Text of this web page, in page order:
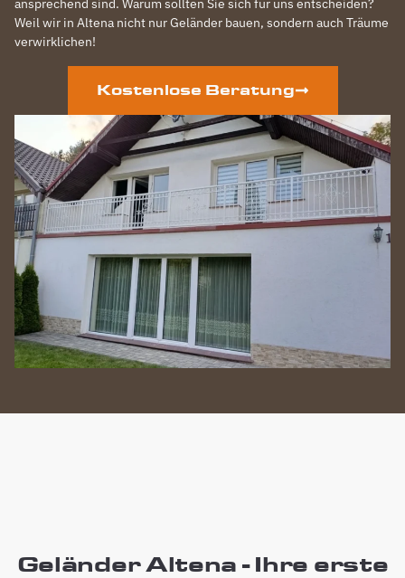
ansprechend sind. Warum sollten Sie sich für uns entscheiden?
Weil wir in Altena nicht nur Geländer bauen, sondern auch Träume
verwirklichen!
Kostenlose Beratung
Geländer Altena - Ihre erste